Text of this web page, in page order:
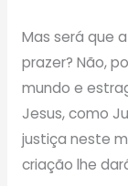
Mas será que
prazer? Não,
mundo e
Jesus, como
justiça neste
criação lhe